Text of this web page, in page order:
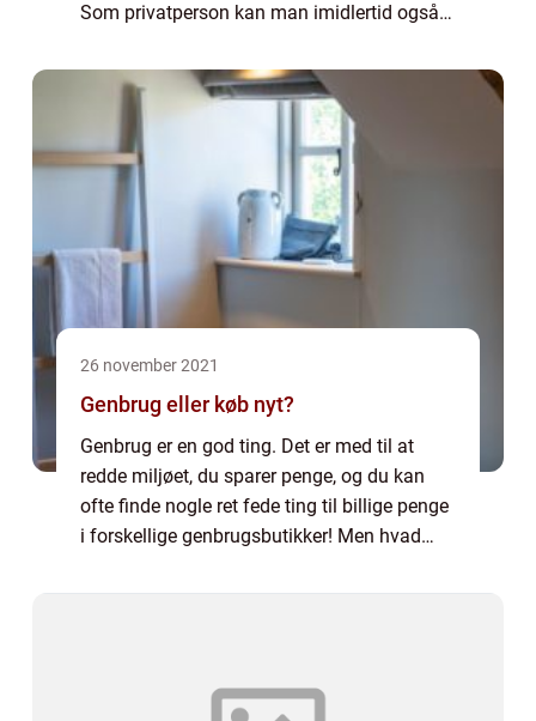
Som privatperson kan man imidlertid også
professionelle, når det handler om træpleje.
26 november 2021
Genbrug eller køb nyt?
Genbrug er en god ting. Det er med til at
redde miljøet, du sparer penge, og du kan
ofte finde nogle ret fede ting til billige penge
i forskellige genbrugsbutikker! Men hvad
selvfølgelig også sine fordele f.eks. at du...